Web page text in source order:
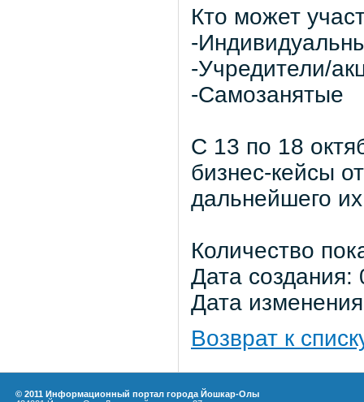
Кто может
-
-Учредители/
-Самозанятые
С 13 по 18
бизнес-кейсы
дальнейшего
Количество
Дата
Дата
Возврат к
© 2011 Информационный портал города Йошкар-Олы